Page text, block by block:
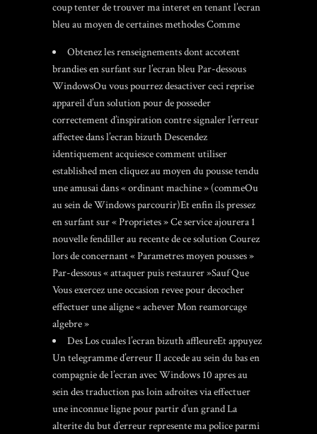
coup tenter de trouver ma interet en tenant l’ecran
bleu au moyen de certaines methodes Comme
Obtenez les renseignements dont accotent
brandies en surfant sur l’ecran bleu Par-dessous
WindowsOu vous pourrez desactiver ceci reprise
appareil d’un solution pour de posseder
correctement d’inspiration contre signaler l’erreur
affectee dans l’ecran bizuth Descendez
identiquement acquiescecomment utiliser
established mencliquez au moyen du pousse tendu
une amusai dans « ordinant machine » (commeOu
au sein de Windows parcourir)Et enfin ils pressez
en surfant sur « Proprietes » Ce service ajourera 1
nouvelle fendiller au recente de ce solution Courez
lors de concernant « Parametres moyen pousses »
Par-dessous « attaquer puis restaurer »Sauf Que
Vous exercez une occasion revee pour decocher
effectuer une aligne « achever Mon reamorcage
algebre »
Des Los cuales l’ecran bizuth affleureEt appuyez
Un telegramme d’erreur Il accede au sein du bas en
compagnie de l’ecran avec Windows 10 apres au
sein des traduction pas loin adroites via effectuer
une inconnue ligne pour partir d’un grand La
alterite du but d’erreur represente ma police parmi